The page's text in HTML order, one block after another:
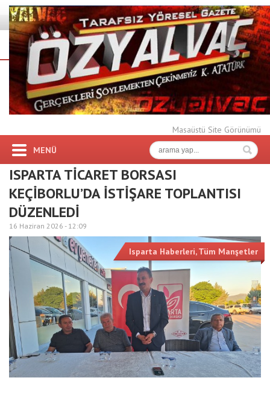
Masaüstü Site Görünümü
MENÜ
ISPARTA TİCARET BORSASI
KEÇİBORLU’DA İSTİŞARE TOPLANTISI
DÜZENLEDİ
16 Haziran 2026 - 12:09
Isparta Haberleri,Tüm Manşetler